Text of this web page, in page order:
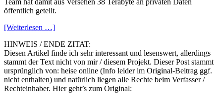
öffentlich geteilt.
[Weiterlesen …]
HINWEIS / ENDE ZITAT:
Diesen Artikel finde ich sehr interessant und lesenswert, allerdings
stammt der Text nicht von mir / diesem Projekt. Dieser Post stammt
ursprünglich von: heise online (Info leider im Original-Beitrag ggf.
nicht enthalten) und natürlich liegen alle Rechte beim Verfasser /
Rechteinhaber. Hier geht’s zum Original: